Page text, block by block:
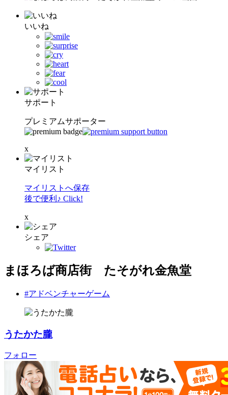
いいね
サポート
プレミアムサポーター
x
マイリスト
マイリストへ保存
後で便利♪ Click!
x
シェア
まほろば商店街 たそがれ金魚堂
#アドベンチャーゲーム
うたかた朧
フォロー